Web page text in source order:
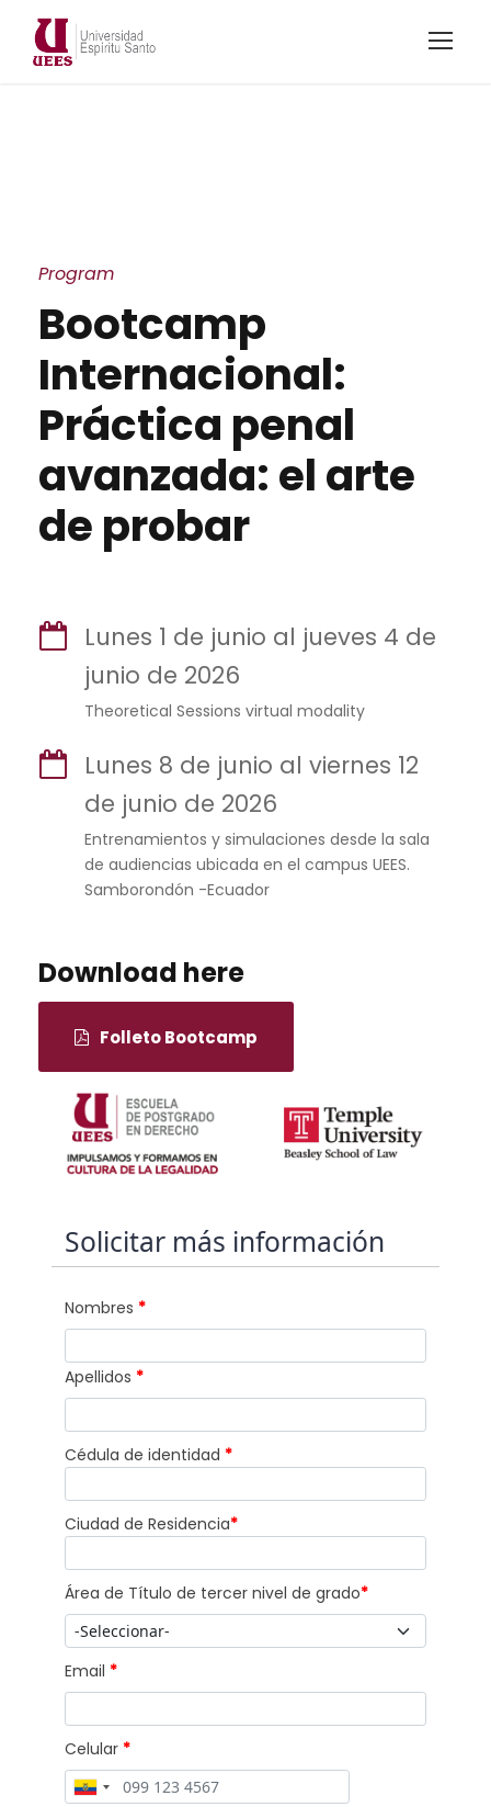
Program
Bootcamp
Internacional:
Práctica penal
avanzada: el arte
de probar
Lunes 1 de junio al jueves 4 de
junio de 2026
Theoretical Sessions virtual modality
Lunes 8 de junio al viernes 12
de junio de 2026
Entrenamientos y simulaciones desde la sala
de audiencias ubicada en el campus UEES.
Samborondón -Ecuador
Download here
Folleto Bootcamp